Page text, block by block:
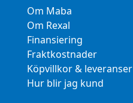
Om Maba
Om Rexal
Finansiering
Fraktkostnader
Köpvillkor & leveranser
Hur blir jag kund